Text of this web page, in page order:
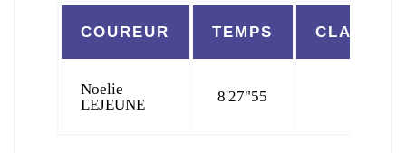
COUREUR TEMPS
Noelie
LEJEUNE
8'27"55